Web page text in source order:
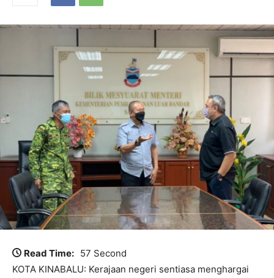
Read Time: 57 Second
KOTA KINABALU: Kerajaan negeri sentiasa menghargai